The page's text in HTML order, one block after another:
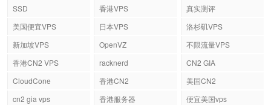
SSD
香港VPS
真实测评
美国便宜VPS
日本VPS
洛杉矶VPS
新加坡VPS
OpenVZ
不限流量VPS
香港CN2 VPS
racknerd
CN2 GIA
CloudCone
香港CN2
美国CN2
cn2 gia vps
香港服务器
便宜美国vps